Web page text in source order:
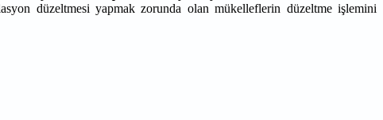
düzeltmesi yapmak zorunda olan mükelleflerin düzeltme işlemini